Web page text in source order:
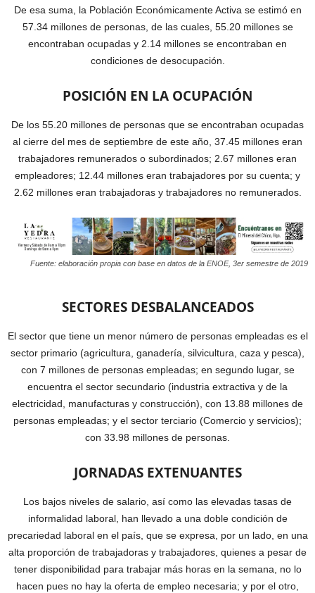
De esa suma, la Población Económicamente Activa se estimó en
57.34 millones de personas, de las cuales, 55.20 millones se
encontraban ocupadas y 2.14 millones se encontraban en
condiciones de desocupación.
POSICIÓN EN LA OCUPACIÓN
De los 55.20 millones de personas que se encontraban ocupadas
al cierre del mes de septiembre de este año, 37.45 millones eran
trabajadores remunerados o subordinados; 2.67 millones eran
empleadores; 12.44 millones eran trabajadores por su cuenta; y
2.62 millones eran trabajadoras y trabajadores no remunerados.
Fuente: elaboración propia con base en datos de la ENOE, 3er semestre de 2019
SECTORES DESBALANCEADOS
El sector que tiene un menor número de personas empleadas es el
sector primario (agricultura, ganadería, silvicultura, caza y pesca),
con 7 millones de personas empleadas; en segundo lugar, se
encuentra el sector secundario (industria extractiva y de la
electricidad, manufacturas y construcción), con 13.88 millones de
personas empleadas; y el sector terciario (Comercio y servicios);
con 33.98 millones de personas.
JORNADAS EXTENUANTES
Los bajos niveles de salario, así como las elevadas tasas de
informalidad laboral, han llevado a una doble condición de
precariedad laboral en el país, que se expresa, por un lado, en una
alta proporción de trabajadoras y trabajadores, quienes a pesar de
tener disponibilidad para trabajar más horas en la semana, no lo
hacen pues no hay la oferta de empleo necesaria; y por el otro,